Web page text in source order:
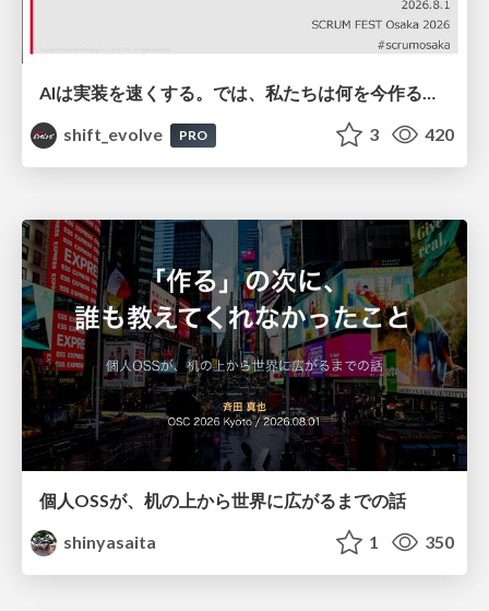
AIは実装を速くする。では、私たちは何を今作るべきか？－立場を越えてリリースに向き合ったチーム開発の実践 / 20260801 Hiromi Nakaya and Naoki Takahashi
shift_evolve
PRO 3 420
個人OSSが、机の上から世界に広がるまでの話
shinyasaita
1 350